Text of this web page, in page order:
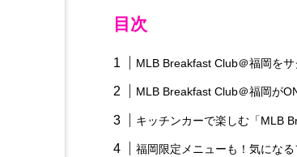
目次
MLB Breakfast Club＠福岡を
MLB Breakfast Club＠福岡が
キッチンカーで楽しむ「MLB
福岡限定メニューも！気にな